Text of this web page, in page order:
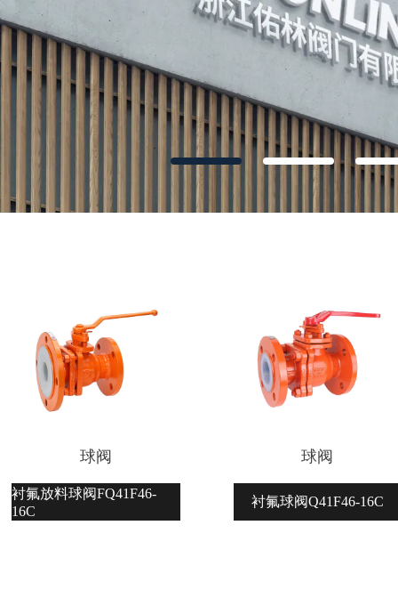
球阀
衬氟放料球阀FQ41F46-
16C
球阀
衬氟球阀Q41F46-16C